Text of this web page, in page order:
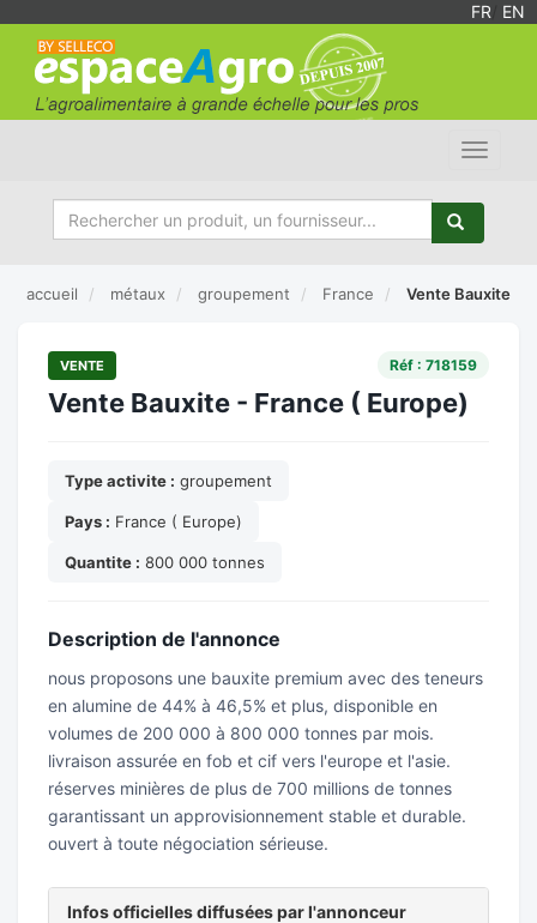
FR EN
Toggle
accueil métaux groupement France Vente Bauxite
VENTE Réf : 718159
Vente Bauxite - France ( Europe)
Type activite : groupement
Pays : France ( Europe)
Quantite : 800 000 tonnes
Description de l'annonce
nous proposons une bauxite premium avec des teneurs
en alumine de 44% à 46,5% et plus, disponible en
volumes de 200 000 à 800 000 tonnes par mois.
livraison assurée en fob et cif vers l'europe et l'asie.
réserves minières de plus de 700 millions de tonnes
garantissant un approvisionnement stable et durable.
ouvert à toute négociation sérieuse.
Infos officielles diffusées par l'annonceur